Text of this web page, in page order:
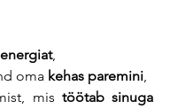
energiat,
oma kehas paremini,
mis töötab sinuga